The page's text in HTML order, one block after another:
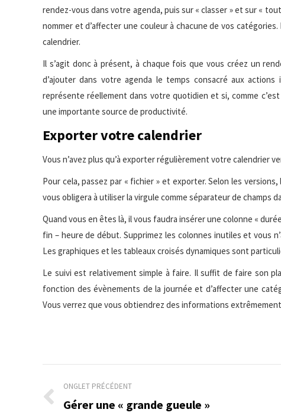
rendez-vous dans votre agenda, puis sur « classer » et sur «
nommer et d’affecter une couleur à chacune de vos
calendrier.
Il s’agit donc à présent, à chaque fois que vous créez un
d’ajouter dans votre agenda le temps consacré aux
représente réellement dans votre quotidien et si, comme
une importante source de productivité.
Exporter votre calendrier
Vous n’avez plus qu’à exporter régulièrement votre calendrier
Pour cela, passez par « fichier » et exporter. Selon les
vous obligera à utiliser la virgule comme séparateur de champs
Quand vous en êtes là, il vous faudra insérer une colonne «
fin – heure de début. Supprimez les colonnes inutiles et vous
Les graphiques et les tableaux croisés dynamiques sont
Le suivi est relativement simple à faire. Il suffit de faire son
fonction des évènements de la journée et d’affecter une
Vous verrez que vous obtiendrez des informations
Navigation
de
ONGLET PRÉCÉDENT
Onglet
Gérer une « grande gueule »